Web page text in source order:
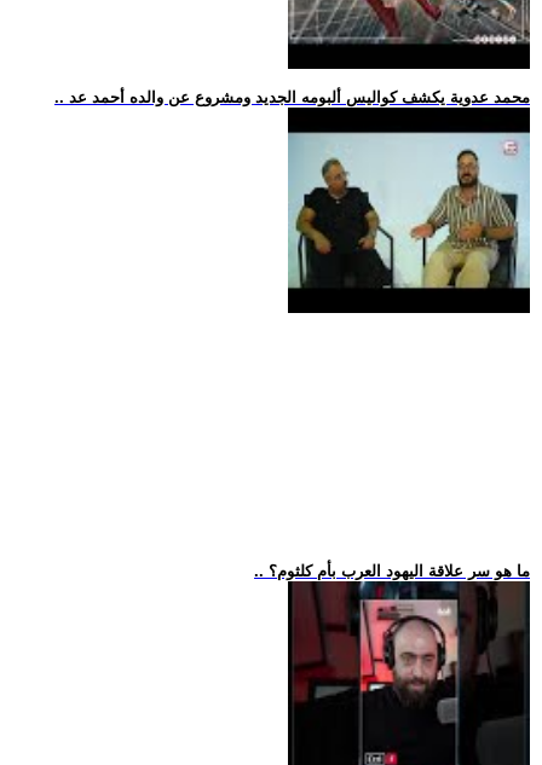
.. محمد عدوية يكشف كواليس ألبومه الجديد ومشروع عن والده أحمد عد
.. ما هو سر علاقة اليهود العرب بأم كلثوم؟